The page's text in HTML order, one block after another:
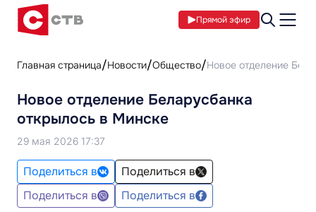
Прямой эфир
Главная страница Новости Общество Новое отделение
Новое отделение Беларусбанка
открылось в Минске
29 мая 2026 17:37
Поделиться в
Поделиться в
Поделиться в
Поделиться в